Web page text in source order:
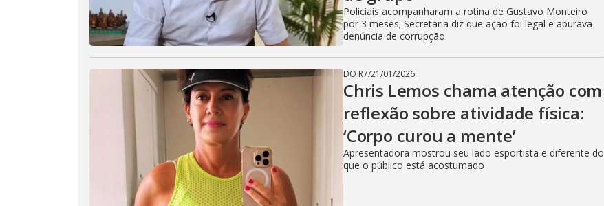
Policiais acompanharam a rotina de Gustavo Monteiro
por 3 meses; Secretaria diz que ação foi legal e apurava
denúncia de corrupção
DO R7/21/01/2026
Chris Lemos chama atenção com
reflexão sobre atividade física:
‘Corpo curou a mente’
Apresentadora mostrou seu lado esportista e diferente do
que o público está acostumado